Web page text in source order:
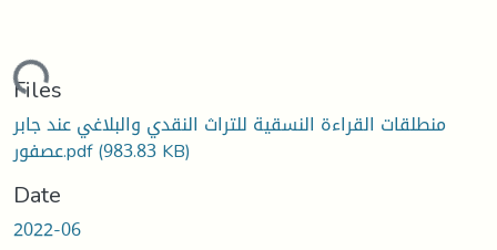
Files
منطلقات القراءة النسقية للتراث النقدي والبلاغي عند جابر
عصفور.pdf(983.83 KB)
Date
2022-06